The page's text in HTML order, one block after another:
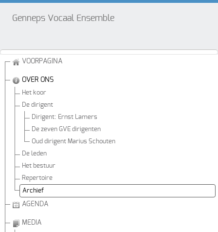
Genneps Vocaal Ensemble
VOORPAGINA
OVER ONS
Het koor
De dirigent
Dirigent: Ernst Lamers
De zeven GVE dirigenten
Oud dirigent Marius Schouten
De leden
Het bestuur
Repertoire
Archief
AGENDA
MEDIA